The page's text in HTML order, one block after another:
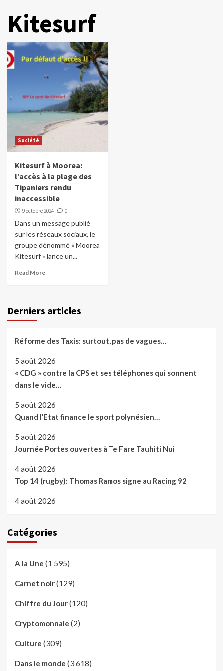
Kitesurf
Société
Kitesurf à Moorea:
l’accès à la plage des
Tipaniers rendu
inaccessible
9 octobre 2024 0
Dans un message publié
sur les réseaux sociaux, le
groupe dénommé « Moorea
Kitesurf » lance un...
Read More
Derniers articles
Réforme des Taxis: surtout, pas de vagues…
5 août 2026
« CDG » contre la CPS et ses téléphones qui sonnent
dans le vide…
5 août 2026
Quand l’Etat finance le sport polynésien…
5 août 2026
Journée Portes ouvertes à Te Fare Tauhiti Nui
4 août 2026
Top 14 (rugby): Thomas Ramos signe au Racing 92
4 août 2026
Catégories
A la Une (1 595)
Carnet noir(129)
Chiffre du Jour(120)
Cryptomonnaie (2)
Culture (309)
Dans le monde (3 618)